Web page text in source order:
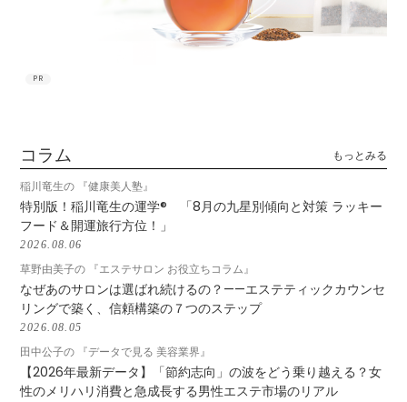
PR
コラム もっとみる
稲川竜生の 『健康美人塾』
特別版！稲川竜生の運学® 「8月の九星別傾向と対策 ラッキー
フード＆開運旅行方位！」
2026.08.06
草野由美子の 『エステサロン お役立ちコラム』
なぜあのサロンは選ばれ続けるの？——エステティックカウンセ
リングで築く、信頼構築の７つのステップ
2026.08.05
田中公子の 『データで見る 美容業界』
【2026年最新データ】「節約志向」の波をどう乗り越える？女
性のメリハリ消費と急成長する男性エステ市場のリアル